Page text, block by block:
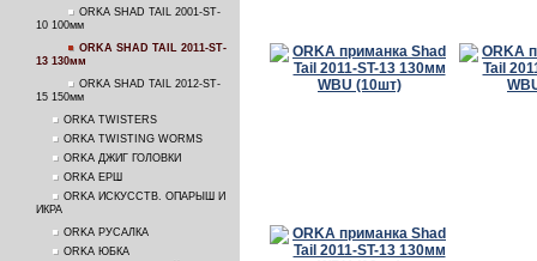
ORKA SHAD TAIL 2001-ST-
10 100мм
ORKA SHAD TAIL 2011-ST-
13 130мм
ORKA SHAD TAIL 2012-ST-
15 150мм
ORKA TWISTERS
ORKA TWISTING WORMS
ORKA ДЖИГ ГОЛОВКИ
ORKA ЕРШ
ORKA ИСКУССТВ. ОПАРЫШ И
ИКРА
ORKA РУСАЛКА
ORKA ЮБКА